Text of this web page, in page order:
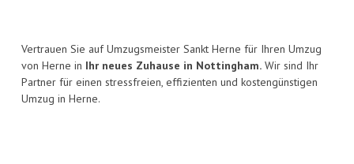
Vertrauen Sie auf Umzugsmeister Sankt Herne für Ihren Umzug
von Herne in Ihr neues Zuhause in Nottingham. Wir sind Ihr
Partner für einen stressfreien, effizienten und kostengünstigen
Umzug in Herne.